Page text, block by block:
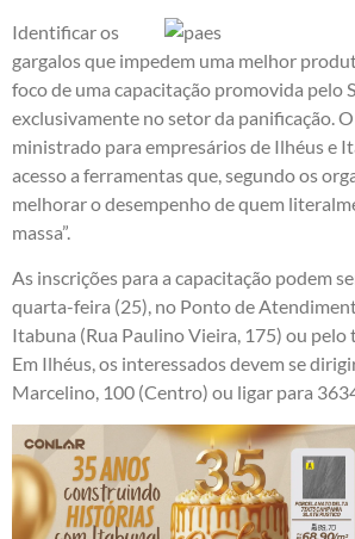
Identificar os
gargalos que impedem uma melhor
foco de uma capacitação promovida pelo
exclusivamente no setor da panificação.
ministrado para empresários de Ilhéus e
acesso a ferramentas que, segundo os
melhorar o desempenho de quem
massa”.
As inscrições para a capacitação podem
quarta-feira (25), no Ponto de
Itabuna (Rua Paulino Vieira, 175) ou
Em Ilhéus, os interessados devem se
Marcelino, 100 (Centro) ou ligar para